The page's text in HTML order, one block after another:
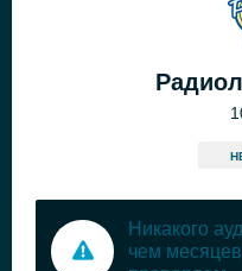
Никакого
чем